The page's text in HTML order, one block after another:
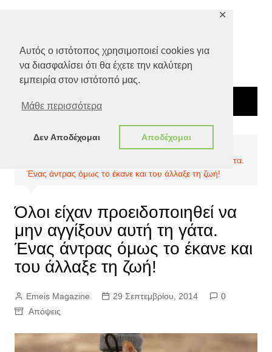
Αυτός ο ιστότοπος χρησιμοποιεί cookies για
να διασφαλίσει ότι θα έχετε την καλύτερη
εμπειρία στον ιστότοπό μας.
Μάθε περισσότερα
Δεν Αποδέχομαι Αποδέχομαι
✕
Όλοι είχαν προειδοποιηθεί να μην αγγίξουν αυτή τη γάτα.
Ένας άντρας όμως το έκανε και του άλλαξε τη ζωή!
Όλοι είχαν προειδοποιηθεί να
μην αγγίξουν αυτή τη γάτα.
Ένας άντρας όμως το έκανε και
του άλλαξε τη ζωή!
Emeis Magazine 29 Σεπτεμβρίου, 2014
0
Απόψεις